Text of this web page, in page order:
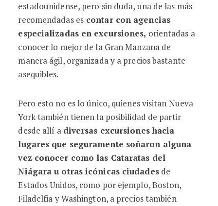
estadounidense, pero sin duda, una de las más
recomendadas escontar con agencias
especializadas en excursiones, orientadas a
conocer lo mejor de la Gran Manzana de
manera ágil, organizada y a precios bastante
asequibles.
Pero esto no es lo único, quienes visitan Nueva
York también tienen la posibilidad de partir
desde allí a diversas excursiones hacia
lugares que seguramente soñaron alguna
vez conocer como las Cataratas del
Niágara u otras icónicas ciudadesde
Estados Unidos, como por ejemplo, Boston,
Filadelfia y Washington, a precios también